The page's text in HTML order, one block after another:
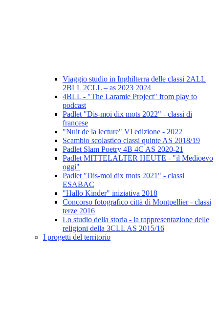
Viaggio studio in Inghilterra delle classi 2ALL
2BLL 2CLL – as 2023 2024
4BLL - "The Laramie Project" from play to
podcast
Padlet "Dis-moi dix mots 2022" - classi di
francese
"Nuit de la lecture" VI edizione - 2022
Scambio scolastico classi quinte AS 2018/19
Padlet Slam Poetry 4B 4C AS 2020-21
Padlet MITTELALTER HEUTE - "il Medioevo
oggi"
Padlet "Dis-moi dix mots 2021" - classi
ESABAC
"Hallo Kinder" iniziativa 2018
Concorso fotografico città di Montpellier - classi
terze 2016
Lo studio della storia - la rappresentazione delle
religioni della 3CLL AS 2015/16
I progetti del territorio